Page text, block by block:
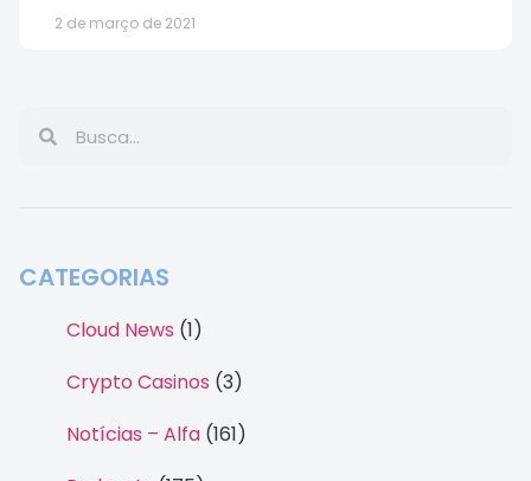
2 de março de 2021
CATEGORIAS
Cloud News (1)
Crypto Casinos (3)
Notícias – Alfa (161)